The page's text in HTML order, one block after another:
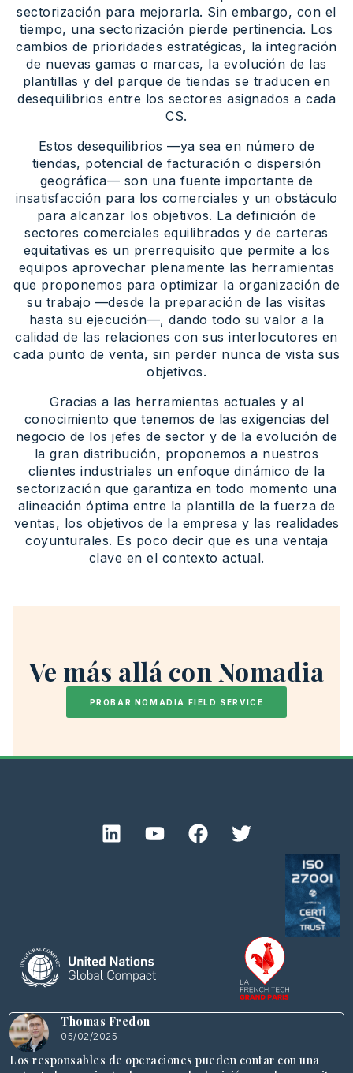
sectorización para mejorarla. Sin embargo, con el
tiempo, una sectorización pierde pertinencia. Los
cambios de prioridades estratégicas, la integración
de nuevas gamas o marcas, la evolución de las
plantillas y del parque de tiendas se traducen en
desequilibrios entre los sectores asignados a cada
CS.
Estos desequilibrios —ya sea en número de
tiendas, potencial de facturación o dispersión
geográfica— son una fuente importante de
insatisfacción para los comerciales y un obstáculo
para alcanzar los objetivos. La definición de
sectores comerciales equilibrados y de carteras
equitativas es un prerrequisito que permite a los
equipos aprovechar plenamente las herramientas
que proponemos para optimizar la organización de
su trabajo —desde la preparación de las visitas
hasta su ejecución—, dando todo su valor a la
calidad de las relaciones con sus interlocutores en
cada punto de venta, sin perder nunca de vista sus
objetivos.
Gracias a las herramientas actuales y al
conocimiento que tenemos de las exigencias del
negocio de los jefes de sector y de la evolución de
la gran distribución, proponemos a nuestros
clientes industriales un enfoque dinámico de la
sectorización que garantiza en todo momento una
alineación óptima entre la plantilla de la fuerza de
ventas, los objetivos de la empresa y las realidades
coyunturales. Es poco decir que es una ventaja
clave en el contexto actual.
Ve más allá con Nomadia
PROBAR NOMADIA FIELD SERVICE
Thomas Fredon
05/02/2025
Los responsables de operaciones pueden contar con una